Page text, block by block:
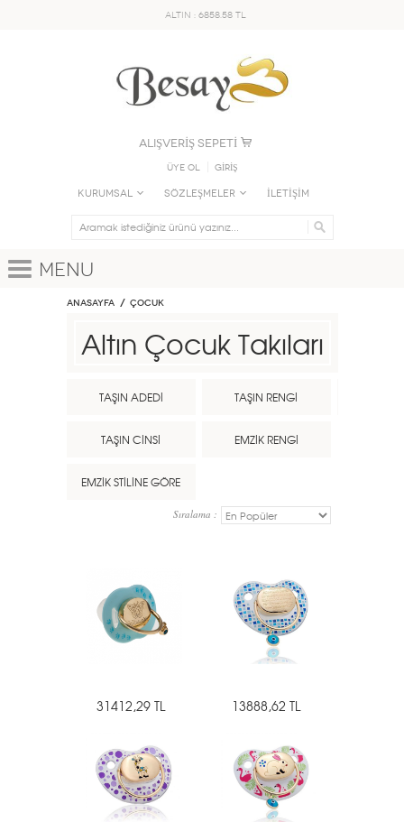
ALTIN : 6858.58 TL
ALIŞVERİŞ SEPETİ
Üye Ol GİRİŞ
KURUMSAL SÖZLEŞMELER İLETİŞİM
Menu
Anasayfa ÇOCUK
Altın Çocuk Takıları
TAŞIN ADEDİ TAŞIN RENGİ
TAŞIN CİNSİ EMZİK RENGİ
EMZİK STİLİNE GÖRE
Sıralama :
31412,29 TL 13888,62 TL